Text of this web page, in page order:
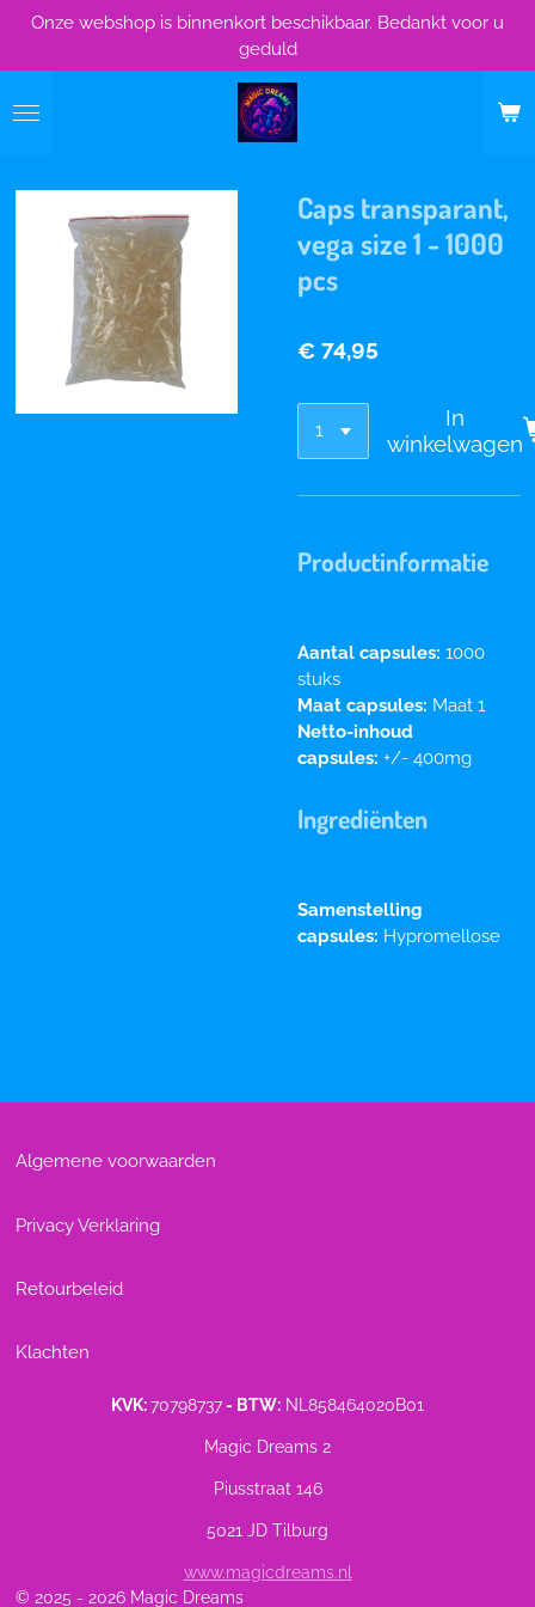
Ga
naar
de
Onze webshop is binnenkort beschikbaar. Bedankt voor u
geduld
Caps transparant,
vega size 1 - 1000
pcs
€ 74,95
In
winkelwagen
Productinformatie
Aantal capsules: 1000
stuks
Maat capsules: Maat 1
Netto-inhoud
capsules: +/- 400mg
Ingrediënten
Samenstelling
capsules: Hypromellose
Algemene voorwaarden
Privacy Verklaring
Retourbeleid
Klachten
KVK:70798737- BTW: NL858464020B01
Magic Dreams 2
Piusstraat 146
5021 JD Tilburg
www.magicdreams.nl
© 2025 - 2026 Magic Dreams